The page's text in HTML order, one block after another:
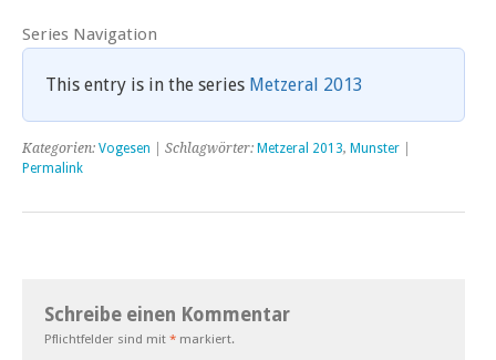
Series Navigation
This entry is in the series Metzeral 2013
Kategorien: Vogesen | Schlagwörter: Metzeral 2013, Munster
Permalink
Schreibe einen Kommentar
Pflichtfelder sind mit * markiert.